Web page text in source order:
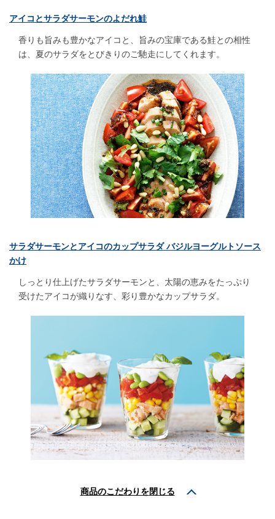
アイコとサラダサーモンのよだれ鮭
香りも旨みも豊かなアイコと、旨みの宝庫である鮭との相性
は、夏のサラダをとびきりのご馳走にしてくれます。
サラダサーモンとアイコのカップサラダ バジルヨーグルトソース
かけ
しっとり仕上げたサラダサーモンと、太陽の恵みをたっぷり
受けたアイコが織りなす、彩り豊かなカップサラダ。
商品のこだわりを閉じる